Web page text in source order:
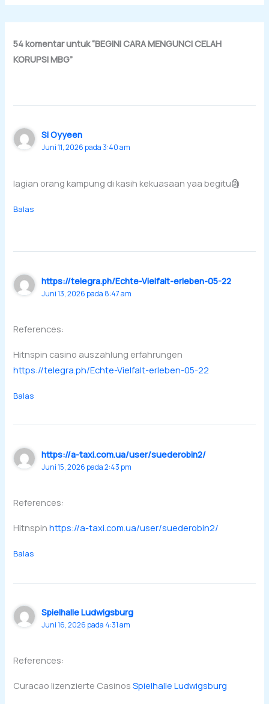
54 komentar untuk “BEGINI CARA MENGUNCI CELAH
KORUPSI MBG”
Si Oyyeen
Juni 11, 2026 pada 3:40 am
lagian orang kampung di kasih kekuasaan yaa begitu🗿
Balas
https://telegra.ph/Echte-Vielfalt-erleben-05-22
Juni 13, 2026 pada 8:47 am
References:
Hitnspin casino auszahlung erfahrungen
https://telegra.ph/Echte-Vielfalt-erleben-05-22
Balas
https://a-taxi.com.ua/user/suederobin2/
Juni 15, 2026 pada 2:43 pm
References:
Hitnspinhttps://a-taxi.com.ua/user/suederobin2/
Balas
Spielhalle Ludwigsburg
Juni 16, 2026 pada 4:31 am
References:
Curacao lizenzierte CasinosSpielhalle Ludwigsburg